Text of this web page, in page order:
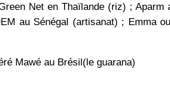
Net en Thaïlande (riz) ; Aparm
au Sénégal (artisanat) ; Emma
Mawé au Brésil(le guarana)